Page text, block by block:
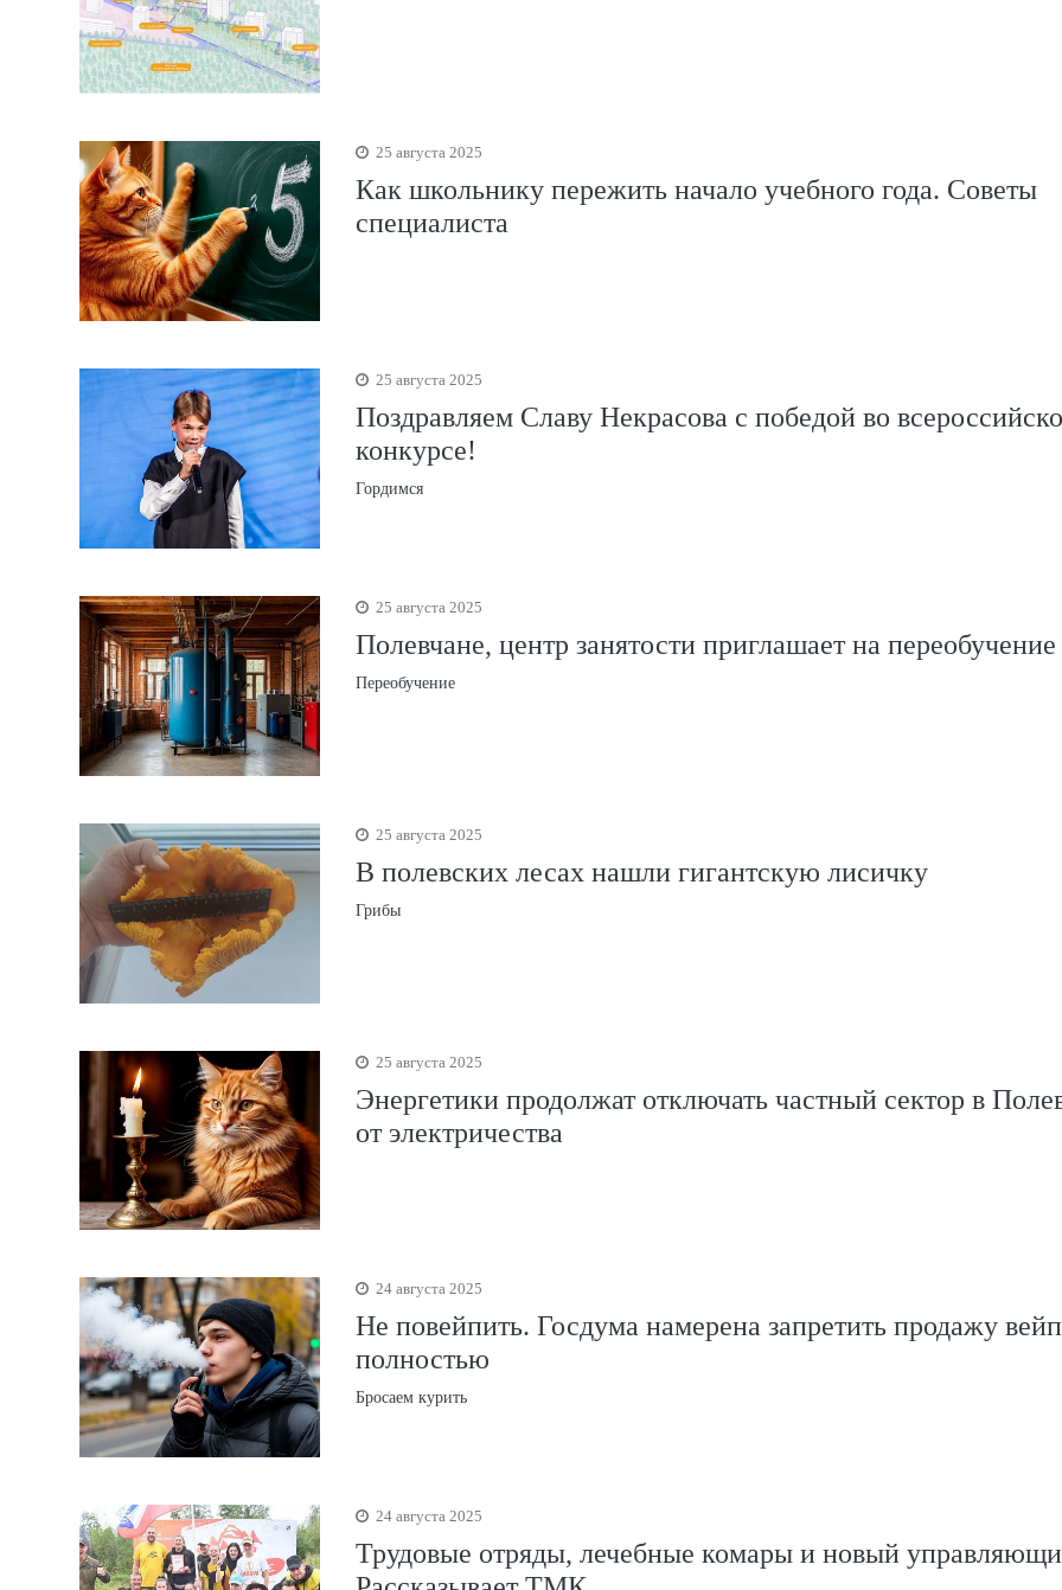
25 августа 2025
Как школьнику пережить начало учебного года. Советы
специалиста
25 августа 2025
Поздравляем Славу Некрасова с победой во
конкурсе!
Гордимся
25 августа 2025
Полевчане, центр занятости приглашает на переобучение
Переобучение
25 августа 2025
В полевских лесах нашли гигантскую лисичку
Грибы
25 августа 2025
Энергетики продолжат отключать частный сектор в
от электричества
24 августа 2025
Не повейпить. Госдума намерена запретить продажу
полностью
Бросаем курить
24 августа 2025
Трудовые отряды, лечебные комары и новый